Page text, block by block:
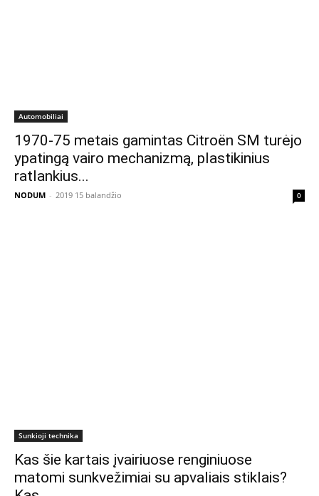
Automobiliai
1970-75 metais gamintas Citroën SM turėjo
ypatingą vairo mechanizmą, plastikinius
ratlankius...
NODUM - 2019 15 balandžio 0
Sunkioji technika
Kas šie kartais įvairiuose renginiuose
matomi sunkvežimiai su apvaliais stiklais?